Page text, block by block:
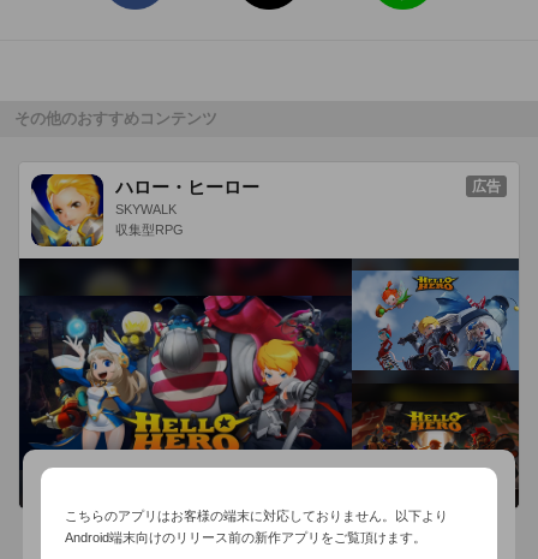
- Twitter (iOS5.0~)
- Instagram (要アプリケーションのインストール)
- その他Jpeg対応アプリに受け渡し可
その場で撮影した写真、もしくはアルバムにある写真が元画像
として使えます。
カメラで撮影した画像の保存有無は、[設定]アプリを開き、下
部にあるMarbleCamを選択、「編集前の写真を保存」で設定が
出来ます。
- 画面の上部エリアをタップで、メニューの表示・非表示の切
その他のおすすめコンテンツ
ハロー・ヒーロー
SKYWALK
収集型RPG
広告
こちらのアプリはお客様の端末に対応しておりません。以下より
Android端末向けのリリース前の新作アプリをご覧頂けます。